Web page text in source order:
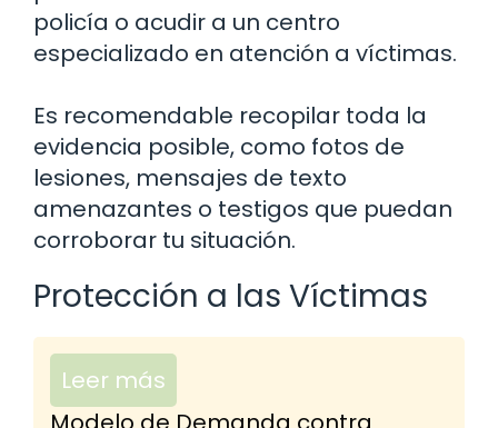
policía o acudir a un centro
especializado en atención a víctimas.
Es recomendable recopilar toda la
evidencia posible, como fotos de
lesiones, mensajes de texto
amenazantes o testigos que puedan
corroborar tu situación.
Protección a las Víctimas
Leer más